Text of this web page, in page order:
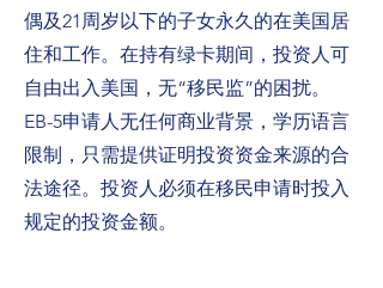
偶及21周岁以下的子女永久的在美国居
住和工作。在持有绿卡期间，投资人可
自由出入美国，无“移民监”的困扰。
EB-5申请人无任何商业背景，学历语言
限制，只需提供证明投资资金来源的合
法途径。投资人必须在移民申请时投入
规定的投资金额。